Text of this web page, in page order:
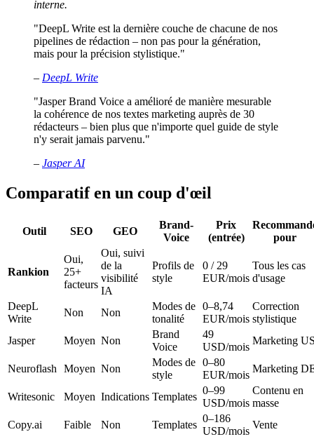
interne.
"DeepL Write est la dernière couche de chacune de nos
pipelines de rédaction – non pas pour la génération,
mais pour la précision stylistique."
– DeepL Write
"Jasper Brand Voice a amélioré de manière mesurable
la cohérence de nos textes marketing auprès de 30
rédacteurs – bien plus que n'importe quel guide de style
n'y serait jamais parvenu."
– Jasper AI
Comparatif en un coup d'œil
Outil SEO GEO
Brand-
Voice
Prix
(entrée)
pour
Rankion
Oui,
25+
facteurs
Oui, suivi
de la
visibilité
IA
Profils de
style
0 / 29
EUR/mois
Tous les cas
d'usage
DeepL
Write
Non Non
Modes de
tonalité
0–8,74
EUR/mois
Correction
stylistique
Jasper
Moyen Non
Brand
Voice
49
USD/mois
Marketing
Neuroflash Moyen Non
Modes de
style
0–80
EUR/mois
Marketing
Writesonic Moyen Indications Templates
0–99
USD/mois
Contenu en
masse
Copy.ai
Faible Non Templates
0–186
USD/mois
Vente